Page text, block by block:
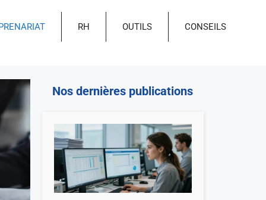
RH OUTILS CONSEILS
Nos dernières publications